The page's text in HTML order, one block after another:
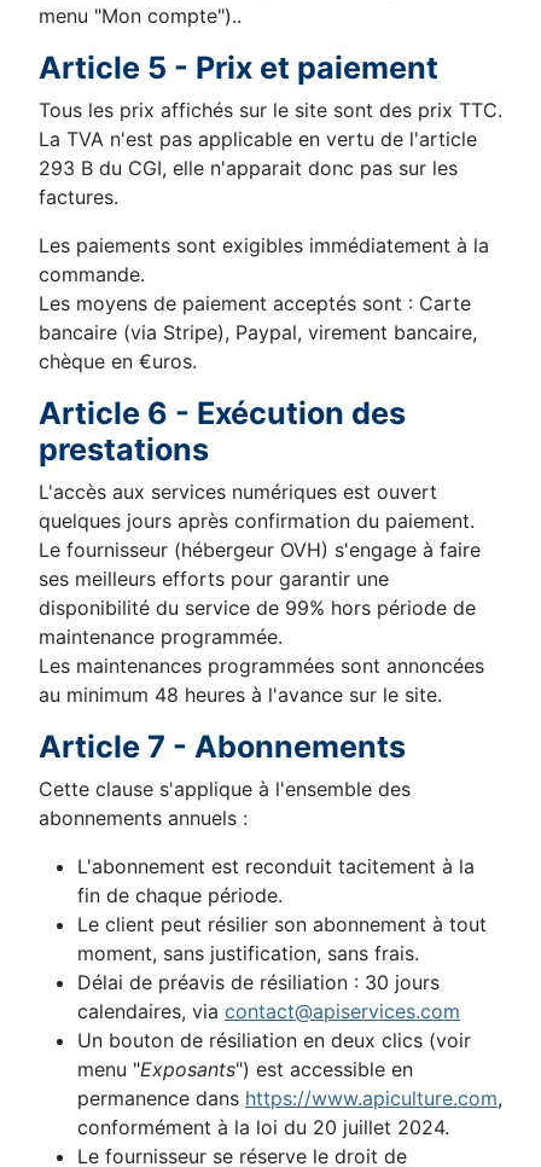
menu "Mon compte")..
Article 5 - Prix et paiement
Tous les prix affichés sur le site sont des prix TTC.
La TVA n'est pas applicable en vertu de l'article
293 B du CGI, elle n'apparait donc pas sur les
factures.
Les paiements sont exigibles immédiatement à la
commande.
Les moyens de paiement acceptés sont : Carte
bancaire (via Stripe), Paypal, virement bancaire,
chèque en €uros.
Article 6 - Exécution des
prestations
L'accès aux services numériques est ouvert
quelques jours après confirmation du paiement.
Le fournisseur (hébergeur OVH) s'engage à faire
ses meilleurs efforts pour garantir une
disponibilité du service de 99% hors période de
maintenance programmée.
Les maintenances programmées sont annoncées
au minimum 48 heures à l'avance sur le site.
Article 7 - Abonnements
Cette clause s'applique à l'ensemble des
abonnements annuels :
L'abonnement est reconduit tacitement à la
fin de chaque période.
Le client peut résilier son abonnement à tout
moment, sans justification, sans frais.
Délai de préavis de résiliation : 30 jours
calendaires, via contact@apiservices.com
Un bouton de résiliation en deux clics (voir
menu "Exposants") est accessible en
permanence dans https://www.apiculture.com,
conformément à la loi du 20 juillet 2024.
Le fournisseur se réserve le droit de